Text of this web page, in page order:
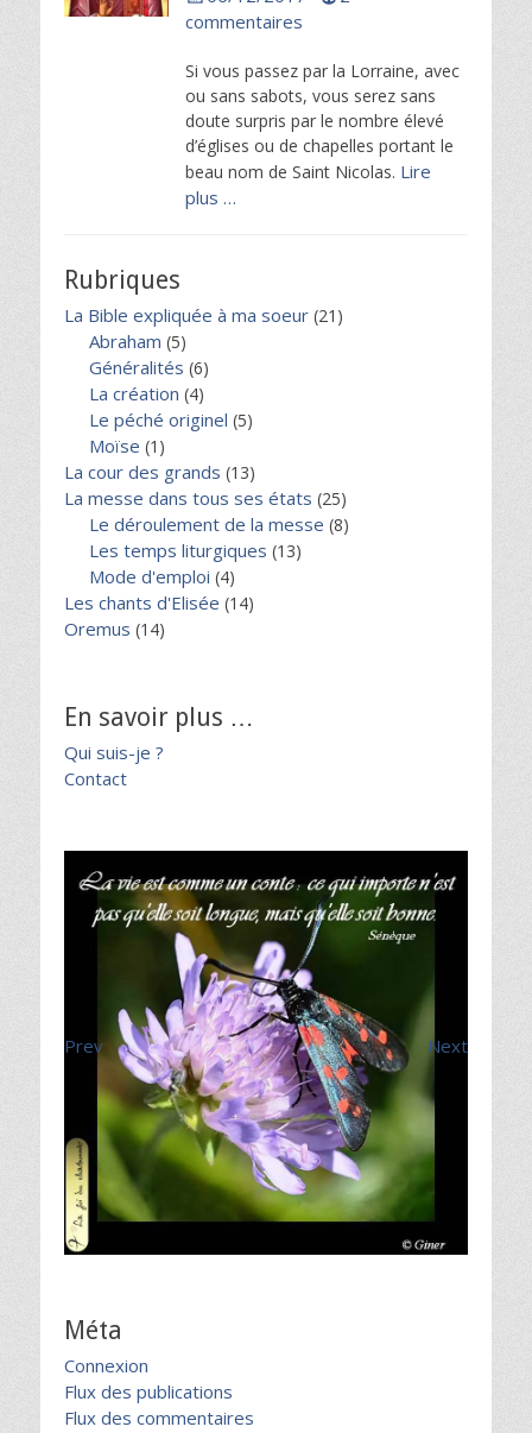
commentaires
Si vous passez par la Lorraine, avec
ou sans sabots, vous serez sans
doute surpris par le nombre élevé
d’églises ou de chapelles portant le
beau nom de Saint Nicolas. Lire
plus …
Rubriques
La Bible expliquée à ma soeur (21)
Abraham (5)
Généralités (6)
La création (4)
Le péché originel (5)
Moïse (1)
La cour des grands (13)
La messe dans tous ses états (25)
Le déroulement de la messe (8)
Les temps liturgiques (13)
Mode d'emploi (4)
Les chants d'Elisée (14)
Oremus (14)
En savoir plus …
Qui suis-je ?
Contact
Prev Next
Méta
Connexion
Flux des publications
Flux des commentaires